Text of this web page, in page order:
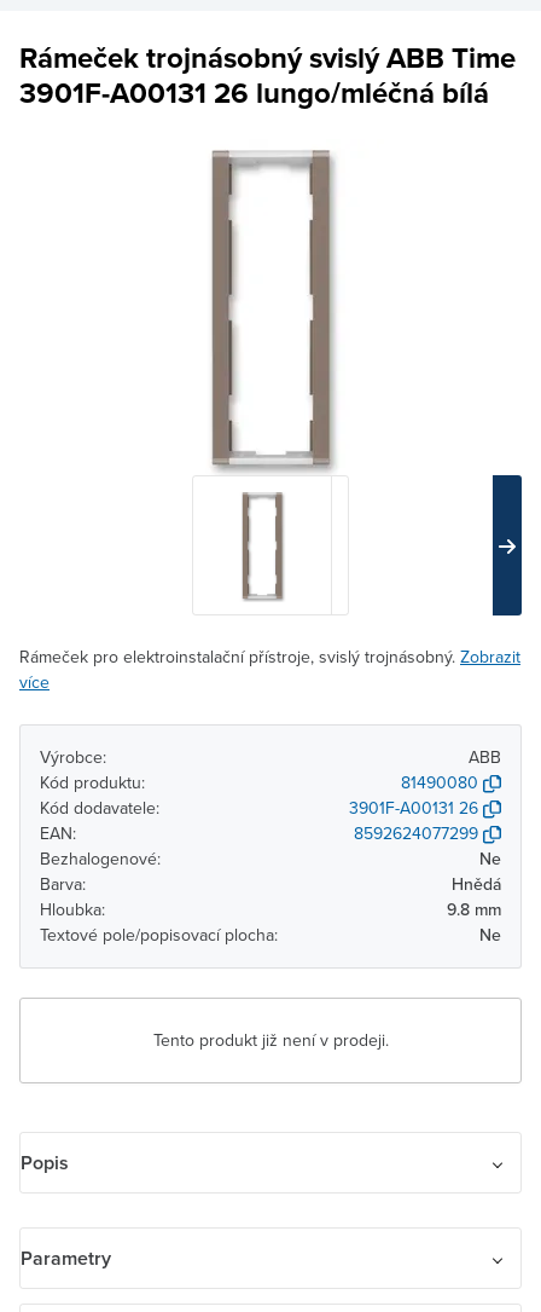
Rámeček trojnásobný svislý ABB Time
3901F-A00131 26 lungo/mléčná bílá
Rámeček pro elektroinstalační přístroje, svislý trojnásobný. Zobrazit
více
Výrobce:
ABB
Kód produktu:
81490080
Kód dodavatele:
3901F-A00131 26
EAN:
8592624077299
Bezhalogenové:
Ne
Barva:
Hnědá
Hloubka:
9.8 mm
Textové pole/popisovací plocha:
Ne
Tento produkt již není v prodeji.
Popis
Parametry